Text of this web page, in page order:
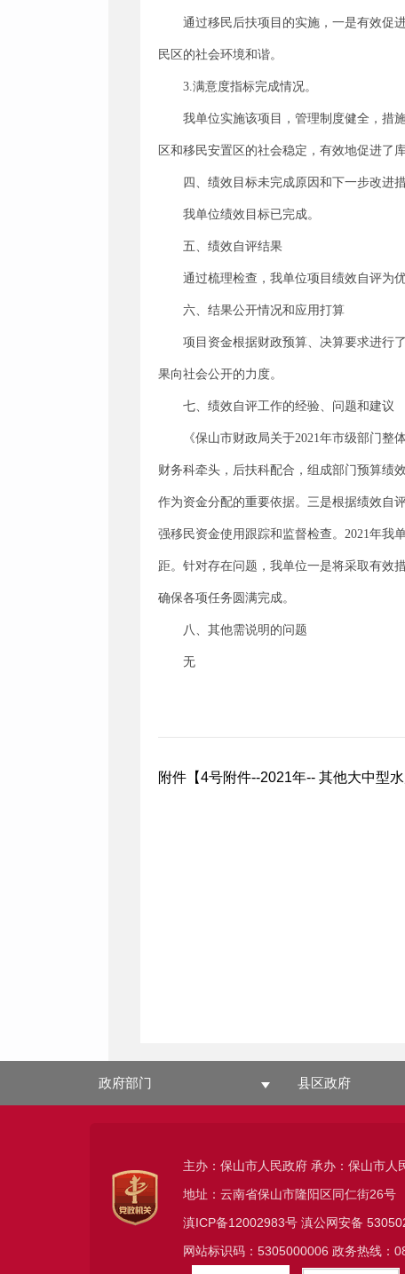
通过移民后扶项目的实施，一是有效促
民区的社会环境和谐。
3.满意度指标完成情况。
我单位实施该项目，管理制度健全，措
区和移民安置区的社会稳定，有效地促进了
四、绩效目标未完成原因和下一步改进
我单位绩效目标已完成。
五、绩效自评结果
通过梳理检查，我单位项目绩效自评为优
六、结果公开情况和应用打算
项目资金根据财政预算、决算要求进行
果向社会公开的力度。
七、绩效自评工作的经验、问题和建议
《保山市财政局关于2021年市级部门
财务科牵头，后扶科配合，组成部门预算绩
作为资金分配的重要依据。三是根据绩效自
强移民资金使用跟踪和监督检查。2021年我
距。针对存在问题，我单位一是将采取有效
确保各项任务圆满完成。
八、其他需说明的问题
无
附件【4号附件--2021年-- 其他大中型
政府部门 县区政府
主办：保山市人民政府 承办：保山市人
地址：云南省保山市隆阳区同仁街26号
滇ICP备12002983号滇公网安备
网站标识码：5305000006 政务热线：